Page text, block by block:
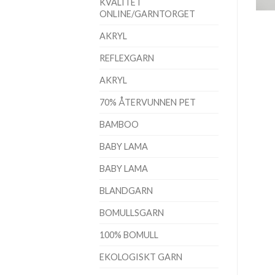
ONLINE/GARNTORGET
AKRYL
REFLEXGARN
AKRYL
70% ÅTERVUNNEN PET
BAMBOO
BABY LAMA
BABY LAMA
BLANDGARN
BOMULLSGARN
100% BOMULL
EKOLOGISKT GARN